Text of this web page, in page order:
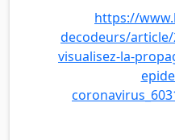
https://
decodeurs/
visualisez-la-